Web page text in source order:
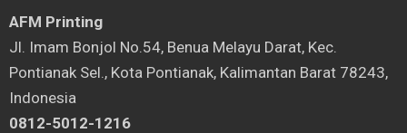
AFM Printing
⁠Jl. Imam Bonjol No.54, Benua Melayu Darat, Kec.
Pontianak Sel., Kota Pontianak, Kalimantan Barat 78243,
Indonesia
0812-5012-1216